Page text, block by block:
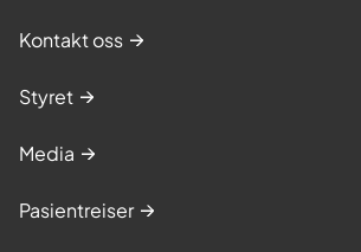
Kontakt oss
Styret
Media
Pasientreiser